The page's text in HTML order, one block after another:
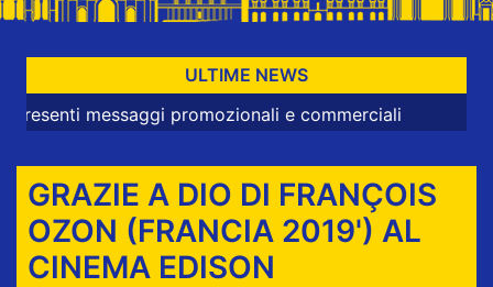
ULTIME NEWS
promozionali e commerciali
GRAZIE A DIO DI FRANÇOIS
OZON (FRANCIA 2019') AL
CINEMA EDISON